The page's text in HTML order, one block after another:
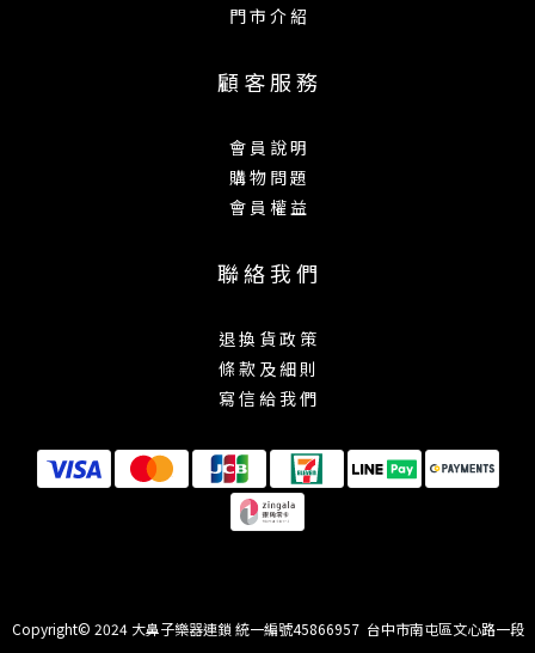
Ernie Ball Classic Jacquard Strap - Shadow
用 高品質緹花織布（Jacquard Fabric） 與強韌聚丙
卉圖騰與抗拉扯特性，適合搖滾、歌德風格與偏好低
融合暗影美學與繁花律動，展現「影中之
Ernie Ball Classic Jacquard 系列是全球銷量最高的
編織背帶系列。這款 Shadow Blossom (5440) 捨棄
能為您的吉他增添一份成熟、內斂且極具神祕感的視
覺張力。
且抗磨耐操
門 市 介 紹
顧 客 服 務
會 員 說 明
購 物 問 題
會 員 權 益
聯 絡 我 們
退 換 貨 政 策
條 款 及 細 則
寫 信 給 我 們
Copyright© 2024 大鼻子樂器連鎖 統一編號45866957 台中市南屯區文心路一段